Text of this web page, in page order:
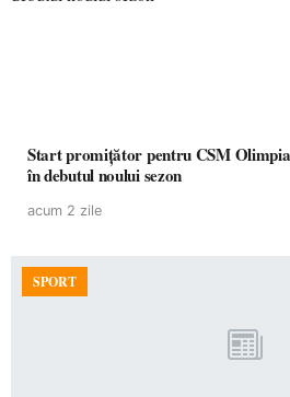
Start promițător pentru CSM
în debutul noului sezon
acum 2 zile
SPORT